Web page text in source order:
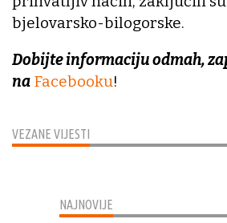
VEZANE VIJESTI
bjelovarsko-bilogorske.
Dobijte informaciju odmah,
na Facebooku!
NAJNOVIJE